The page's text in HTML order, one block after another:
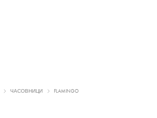
ЧАСОВНИЦИ FLAMINGO